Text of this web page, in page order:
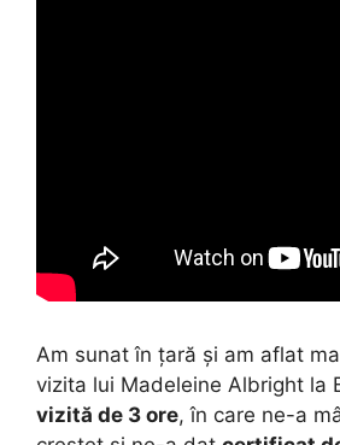
Am sunat în țară și am aflat
vizita lui Madeleine Albright la
vizită de 3 ore, în care ne-a